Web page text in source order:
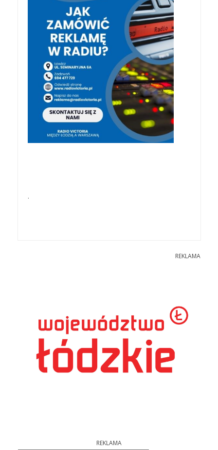
.
REKLAMA
REKLAMA